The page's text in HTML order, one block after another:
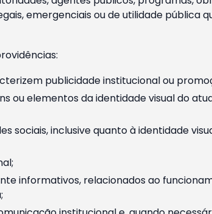
emergenciais ou de utilidade pública
publicidade institucional ou
ou elementos da identidade visual do
sociais, inclusive quanto à identidade
informativos, relacionados ao